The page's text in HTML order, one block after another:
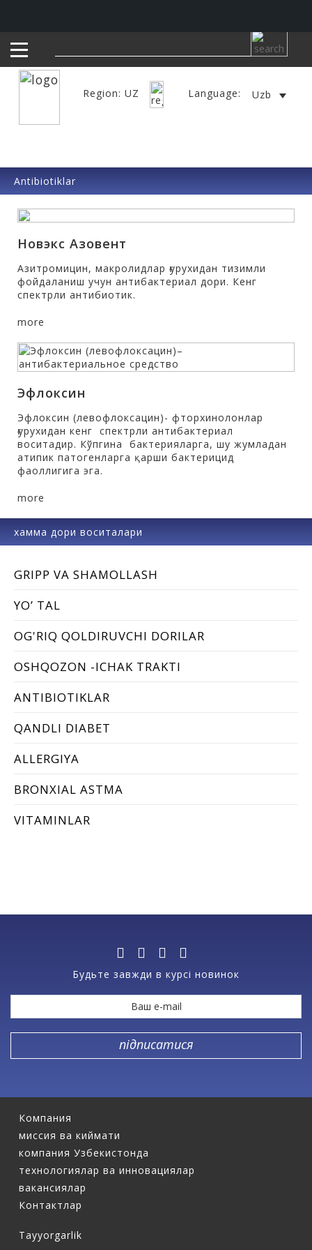
Region: UZ Language: Uzb
хамма дори воситалари
GRIPP VA SHAMOLLASH
YО’ TAL
OG'RIQ QOLDIRUVCHI DORILAR
OSHQOZON -ICHAK TRAKTI
ANTIBIOTIKLAR
QANDLI DIABET
ALLERGIYA
BRONХIAL ASTMA
VITAMINLAR
Antibiotiklar
Эфлоксин
Эфлоксин (левофлоксацин)- фторхинолонлар
ғурухидан кенг спектрли антибактериал
воситадир. Кўпгина бактерияларга, шу жумладан
атипик патогенларга қарши бактерицид
фаоллигига эга.
more
Новэкс Азовент
Азитромицин, макролидлар ғурухидан тизимли
фойдаланиш учун антибактериал дори. Кенг
спектрли антибиотик.
more
Будьте завжди в курсі новинок
Компания
миссия ва киймати
компания Узбекистонда
технологиялар ва инновациялар
вакансиялар
Контактлар
Tayyorgarlik